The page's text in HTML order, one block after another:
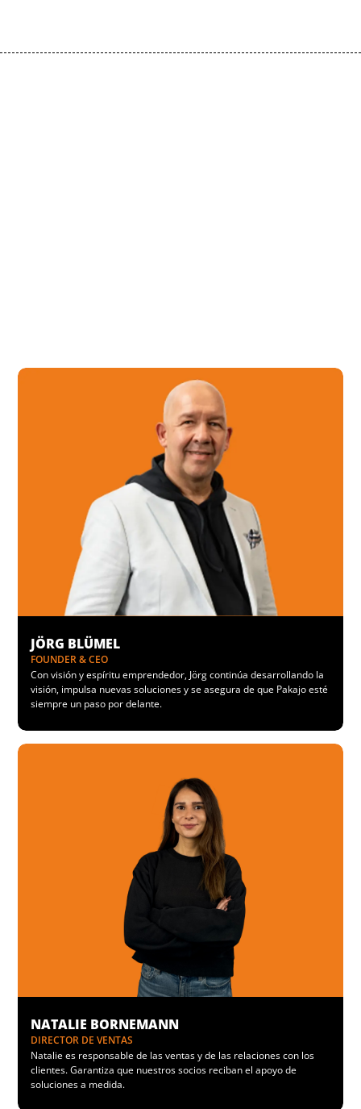
JÖRG BLÜMEL
FOUNDER & CEO
Con visión y espíritu emprendedor, Jörg continúa desarrollando la
visión, impulsa nuevas soluciones y se asegura de que Pakajo esté
siempre un paso por delante.
NATALIE BORNEMANN
DIRECTOR DE VENTAS
Natalie es responsable de las ventas y de las relaciones con los
clientes. Garantiza que nuestros socios reciban el apoyo de
soluciones a medida.